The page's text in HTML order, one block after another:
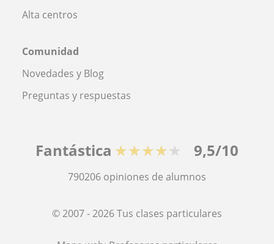
Alta centros
Comunidad
Novedades y Blog
Preguntas y respuestas
Fantástica ★★★★★ 9,5/10
790206 opiniones de alumnos
© 2007 - 2026 Tus clases particulares